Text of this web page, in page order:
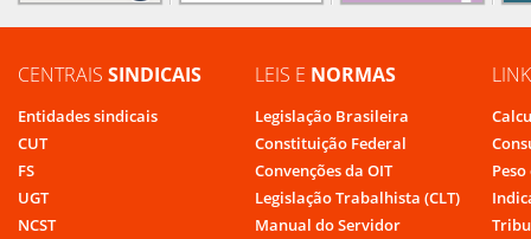
CENTRAIS SINDICAIS
Entidades sindicais
CUT
FS
UGT
NCST
LEIS E NORMAS
Legislação Brasileira
Constituição Federal
Convenções da OIT
Legislação Trabalhista (CLT)
Manual do Servidor